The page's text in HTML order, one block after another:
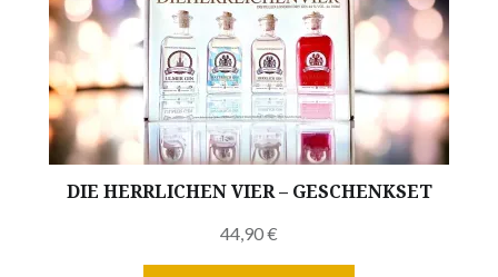
DIE HERRLICHEN VIER – GESCHENKSET
44,90€